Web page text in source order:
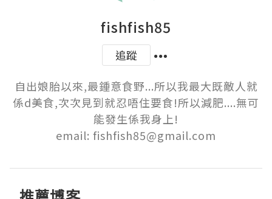
fishfish85
追蹤
自出娘胎以來,最鍾意食野...所以我最大既敵人就
係d美食,次次見到就忍唔住要食!所以減肥....無可
能發生係我身上!
email: fishfish85@gmail.com